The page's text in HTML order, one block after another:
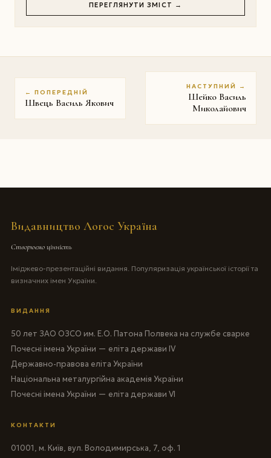
ПЕРЕГЛЯНУТИ ЗМІСТ →
← ПОПЕРЕДНІЙ
Швець Василь Якович
НАСТУПНИЙ →
Шейко Василь
Миколайович
Видавництво Логос Україна
Створюємо цінність
Іміджево-презентаційні видання. Популяризація української історії та
визначних імен України.
ВИДАННЯ
50 лет ЗАО ОЗСО им. Е.О. Патона Полвека на службе сварке
Почесні імена України — еліта держави IV
Державно-правова еліта України
Національна металургійна академія України
Почесні імена України — еліта держави VI
КОНТАКТИ
01001, м. Київ, вул. Володимирська, 7, оф. 1